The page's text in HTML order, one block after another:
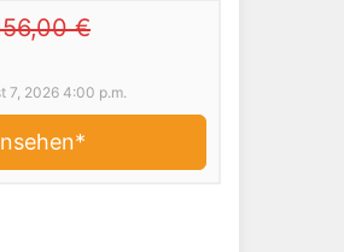
€
7, 2026 4:00 p.m.